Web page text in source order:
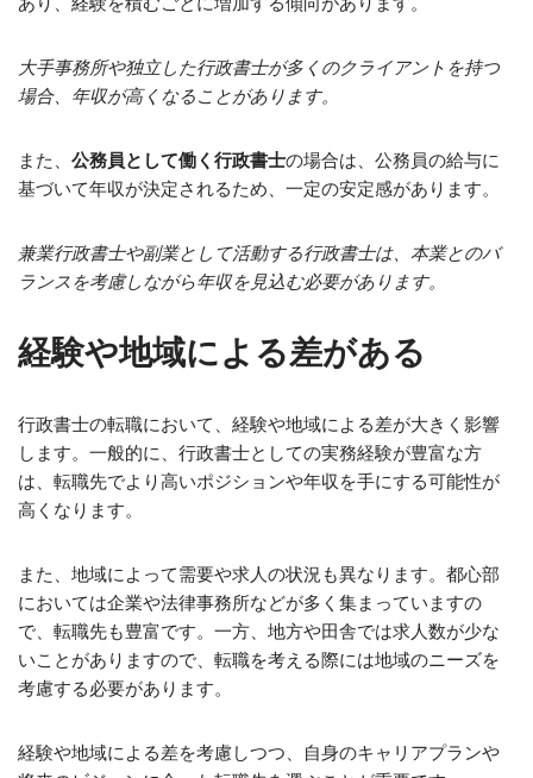
大手事務所や独立した行政書士が多くのクライアントを持つ
場合、年収が高くなることがあります。
また、 公務員として働く行政書士の場合は、公務員の給与に
基づいて年収が決定されるため、一定の安定感があります。
兼業行政書士や副業として活動する行政書士は、本業とのバ
ランスを考慮しながら年収を見込む必要があります。
経験や地域による差がある
行政書士の転職において、経験や地域による差が大きく影響
します。一般的に、行政書士としての実務経験が豊富な方
は、転職先でより高いポジションや年収を手にする可能性が
高くなります。
また、地域によって需要や求人の状況も異なります。都心部
においては企業や法律事務所などが多く集まっていますの
で、転職先も豊富です。一方、地方や田舎では求人数が少な
いことがありますので、転職を考える際には地域のニーズを
考慮する必要があります。
経験や地域による差を考慮しつつ、自身のキャリアプランや